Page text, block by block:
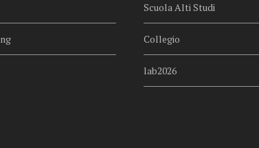
Scuola Alti Studi
Collegio
lab2026